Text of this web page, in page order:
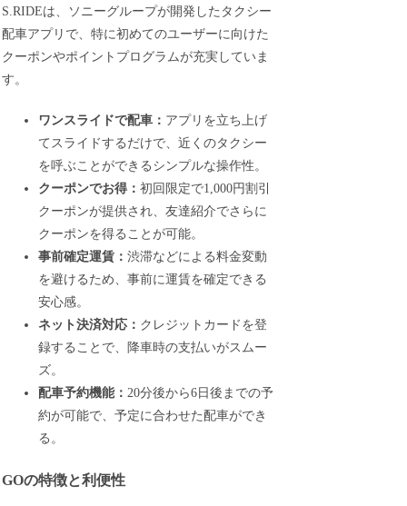
S.RIDEは、ソニーグループが開発したタクシー
配車アプリで、特に初めてのユーザーに向けた
クーポンやポイントプログラムが充実していま
す。
ワンスライドで配車： アプリを立ち上げ
てスライドするだけで、近くのタクシー
を呼ぶことができるシンプルな操作性。
クーポンでお得：初回限定で1,000円割引
クーポンが提供され、友達紹介でさらに
クーポンを得ることが可能。
事前確定運賃：渋滞などによる料金変動
を避けるため、事前に運賃を確定できる
安心感。
ネット決済対応： クレジットカードを登
録することで、降車時の支払いがスムー
ズ。
配車予約機能： 20分後から6日後までの予
約が可能で、予定に合わせた配車ができ
る。
GOの特徴と利便性